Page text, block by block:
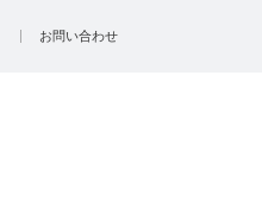
お問い合わせ